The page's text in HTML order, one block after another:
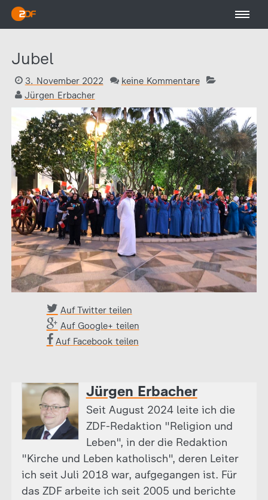
Jubel
3. November 2022
keine Kommentare
Jürgen Erbacher
Auf Twitter teilen
Auf Google+ teilen
Auf Facebook teilen
Jürgen Erbacher
Seit August 2024 leite ich die
ZDF-Redaktion "Religion und
Leben", in der die Redaktion
"Kirche und Leben katholisch", deren Leiter
ich seit Juli 2018 war, aufgegangen ist. Für
das ZDF arbeite ich seit 2005 und berichte